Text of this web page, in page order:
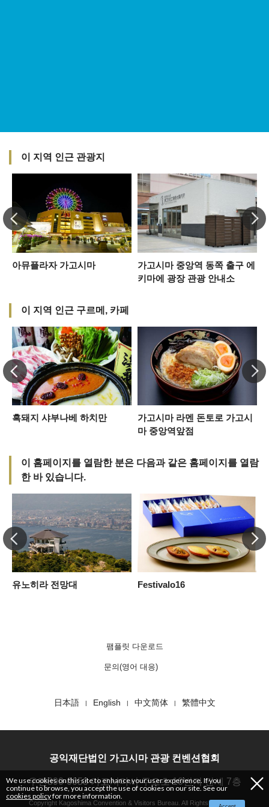
이 지역 인근 관광지
아뮤플라자 가고시마
가고시마 중앙역 동쪽 출구 에
키마에 광장 관광 안내소
이 지역 인근 구르메, 카페
흑돼지 샤부나베 하치만
가고시마 라멘 돈토로 가고시
마 중앙역앞점
이 홈페이지를 열람한 분은 다음과 같은 홈페이지를 열람
한 바 있습니다.
유노히라 전망대 Festivalo16
팸플릿 다운로드
문의(영어 대응)
日本語 English 中文简体 繁體中文
공익재단법인 가고시마 관광 컨벤션협회
우편890-0053 가고시마시 주오초 10번지 캰세 7층
Copyright Kagoshima Convention & Visitors Bureau. All Rights Reserved.
We use cookies on this site to enhance your user experience. If you
continue to browse, you accept the use of cookies on our site. See our
cookies policyfor more information.